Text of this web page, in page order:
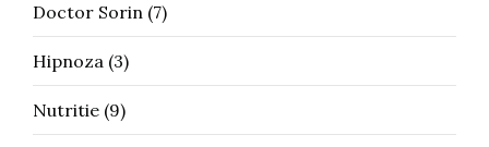
Doctor Sorin (7)
Hipnoza (3)
Nutritie (9)